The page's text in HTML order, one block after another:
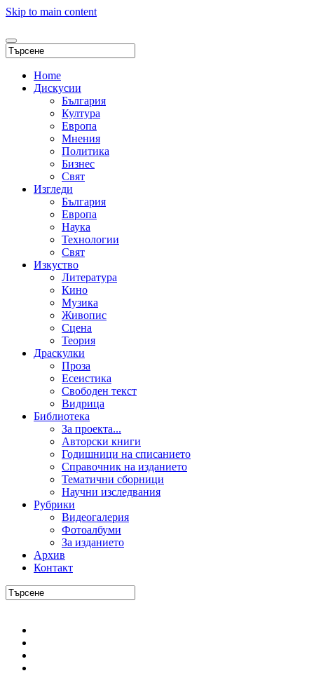
Skip to main content
Home
Дискусии
България
Култура
Европа
Мнения
Политика
Бизнес
Свят
Изгледи
България
Европа
Наука
Технологии
Свят
Изкуство
Литература
Кино
Музика
Живопис
Сцена
Теория
Драскулки
Проза
Есеистика
Свободен текст
Видрица
Библиотека
За проекта...
Авторски книги
Годишници на списанието
Справочник на изданието
Тематични сборници
Научни изследвания
Рубрики
Видеогалерия
Фотоалбуми
За изданието
Архив
Контакт